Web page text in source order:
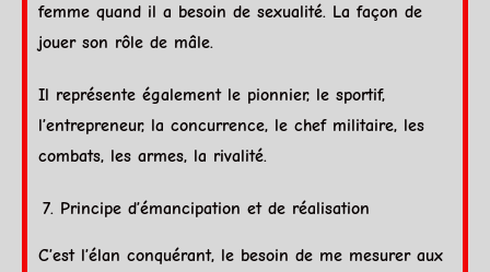
femme quand il a besoin de sexualité. La façon de
jouer son rôle de mâle.
Il représente également le pionnier, le sportif,
l’entrepreneur, la concurrence, le chef militaire, les
combats, les armes, la rivalité.
Principe d’émancipation et de réalisation
C’est l’élan conquérant, le besoin de me mesurer aux